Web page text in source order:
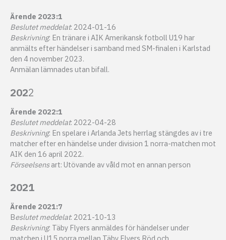
Ärende 2023:1
Beslutet meddelat: 2024-01-16
Beskrivning: En tränare i AIK Amerikansk fotboll U19 har
anmälts efter händelser i samband med SM-finalen i Karlstad
den 4 november 2023.
Anmälan lämnades utan bifall.
2022
Ärende 2022:1
Beslutet meddelat: 2022-04-28
Beskrivning: En spelare i Arlanda Jets herrlag stängdes av i tre
matcher efter en händelse under division 1 norra-matchen mot
AIK den 16 april 2022.
Förseelsensart: Utövande av våld mot en annan person
2021
Ärende 2021:7
Beslutet meddelat: 2021-10-13
Beskrivning: Täby Flyers anmäldes för händelser under